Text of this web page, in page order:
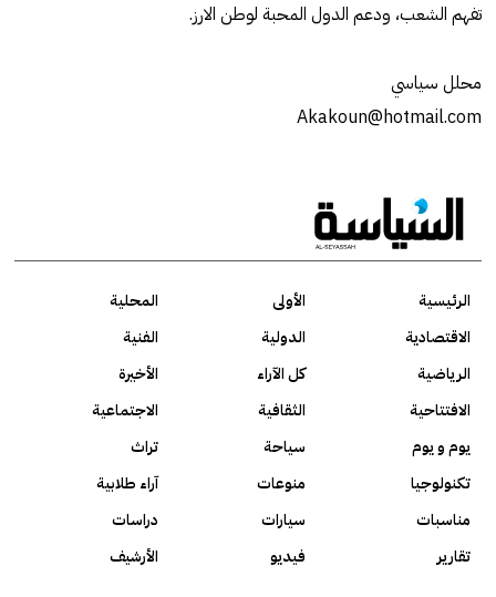
تفهم الشعب، ودعم الدول المحبة لوطن الارز.
محلل سياسي
Akakoun@hotmail.com
الرئيسية الأولى
المحلية
الاقتصادية
الدولية
الفنية
الرياضية
كل الآراء
الأخيرة
الافتتاحية
الثقافية
الاجتماعية
يوم و يوم
سياحة
تراث
تكنولوجيا
منوعات
آراء طلابية
مناسبات
سيارات
دراسات
تقارير
فيديو الأرشيف